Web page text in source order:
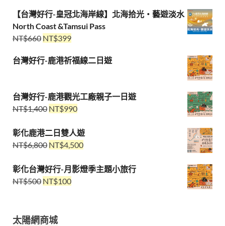
【台灣好行-皇冠北海岸線】北海拾光・藝遊淡水
North Coast &Tamsui Pass
NT$660 NT$399
台灣好行-鹿港祈福線二日遊
台灣好行-鹿港觀光工廠親子一日遊
NT$1,400 NT$990
彰化鹿港二日雙人遊
NT$6,800 NT$4,500
彰化台灣好行-月影燈季主題小旅行
NT$500 NT$100
太陽網商城